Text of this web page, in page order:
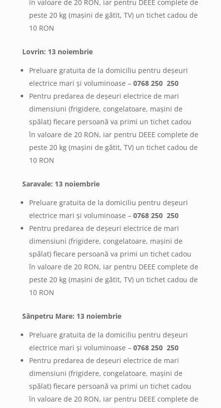
în valoare de 20 RON, iar pentru DEEE complete de
peste 20 kg (mașini de gătit, TV) un tichet cadou de
10 RON
Lovrin: 13 noiembrie
Preluare gratuita de la domiciliu pentru deșeuri
electrice mari și voluminoase – 0768 250 250
Pentru predarea de deșeuri electrice de mari
dimensiuni (frigidere, congelatoare, mașini de
spălat) fiecare persoană va primi un tichet cadou
în valoare de 20 RON, iar pentru DEEE complete de
peste 20 kg (mașini de gătit, TV) un tichet cadou de
10 RON
Saravale: 13 noiembrie
Preluare gratuita de la domiciliu pentru deșeuri
electrice mari și voluminoase – 0768 250 250
Pentru predarea de deșeuri electrice de mari
dimensiuni (frigidere, congelatoare, mașini de
spălat) fiecare persoană va primi un tichet cadou
în valoare de 20 RON, iar pentru DEEE complete de
peste 20 kg (mașini de gătit, TV) un tichet cadou de
10 RON
Sânpetru Mare: 13 noiembrie
Preluare gratuita de la domiciliu pentru deșeuri
electrice mari și voluminoase – 0768 250 250
Pentru predarea de deșeuri electrice de mari
dimensiuni (frigidere, congelatoare, mașini de
spălat) fiecare persoană va primi un tichet cadou
în valoare de 20 RON, iar pentru DEEE complete de